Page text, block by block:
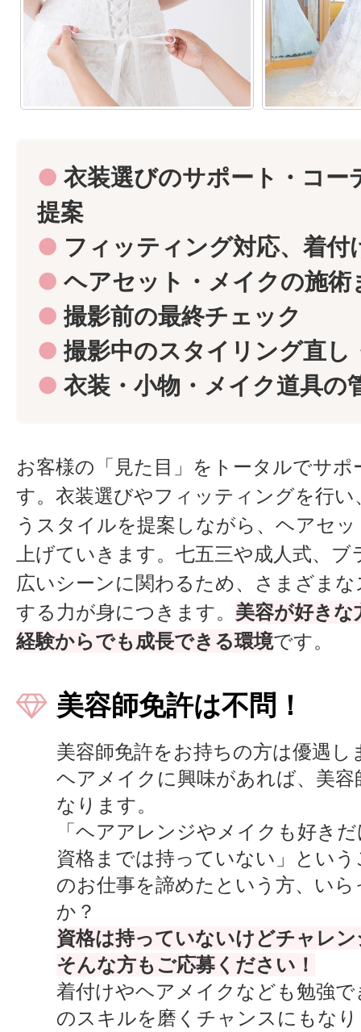
● 衣装選びのサポート・コー
提案
● フィッティング対応、着付
● ヘアセット・メイクの施術
● 撮影前の最終チェック
● 撮影中のスタイリング直し
● 衣装・小物・メイク道具の
お客様の「見た目」をトータルでサポ
す。衣装選びやフィッティングを行い
うスタイルを提案しながら、ヘアセ
上げていきます。七五三や成人式、
広いシーンに関わるため、さまざま
する力が身につきます。 美容が好き
経験からでも成長できる環境です。
美容師免許は不問！
美容師免許をお持ちの方は優遇し
ヘアメイクに興味があれば、美容
なります。
「ヘアアレンジやメイクも好き
資格までは持っていない」とい
のお仕事を諦めたという方、い
か？
資格は持っていないけどチャレ
そんな方もご応募ください！
着付けやヘアメイクなども勉強
のスキルを磨くチャンスにもな